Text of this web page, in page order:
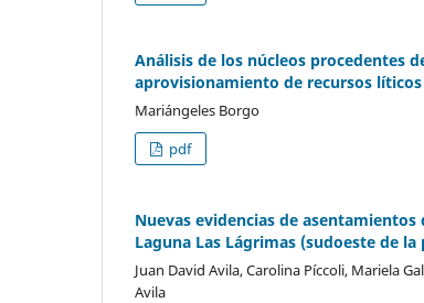
Análisis de los núcleos procedentes
aprovisionamiento de recursos
Mariángeles Borgo
pdf
Nuevas evidencias de
Laguna Las Lágrimas (sudoeste de la
Juan David Avila, Carolina Píccoli, Mariela
Avila